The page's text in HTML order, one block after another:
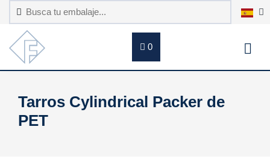
0
Tarros Cylindrical Packer de
PET